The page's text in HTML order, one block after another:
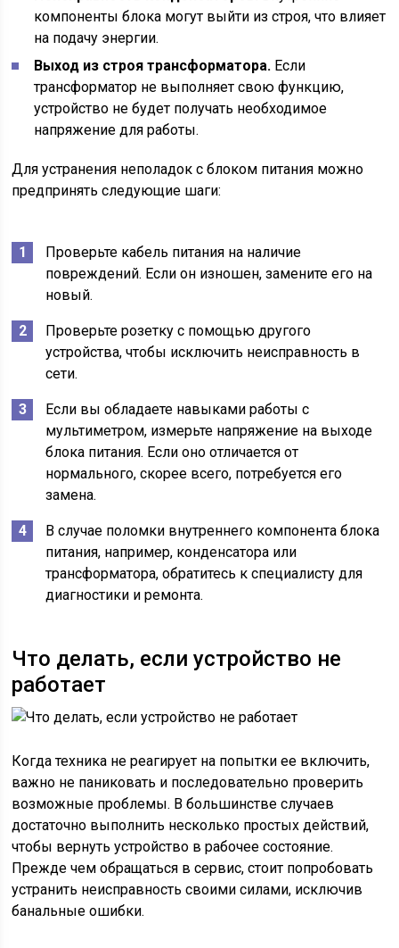
компоненты блока могут выйти из строя, что влияет
на подачу энергии.
Выход из строя трансформатора. Если
трансформатор не выполняет свою функцию,
устройство не будет получать необходимое
напряжение для работы.
Для устранения неполадок с блоком питания можно
предпринять следующие шаги:
Проверьте кабель питания на наличие
повреждений. Если он изношен, замените его на
новый.
Проверьте розетку с помощью другого
устройства, чтобы исключить неисправность в
сети.
Если вы обладаете навыками работы с
мультиметром, измерьте напряжение на выходе
блока питания. Если оно отличается от
нормального, скорее всего, потребуется его
замена.
В случае поломки внутреннего компонента блока
питания, например, конденсатора или
трансформатора, обратитесь к специалисту для
диагностики и ремонта.
Что делать, если устройство не
работает
Когда техника не реагирует на попытки ее включить,
важно не паниковать и последовательно проверить
возможные проблемы. В большинстве случаев
достаточно выполнить несколько простых действий,
чтобы вернуть устройство в рабочее состояние.
Прежде чем обращаться в сервис, стоит попробовать
устранить неисправность своими силами, исключив
банальные ошибки.